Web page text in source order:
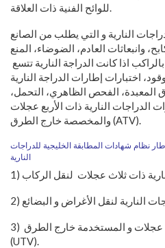
للوائح الفنية ذات العلاقة.
النارية و التي يطلب من الصانع
وانبعاثات العادم، الضوضاء، المنع
اذا كانت الدراجة النارية تتسع
اختبارات إطارات الدراجة النارية
الفحص الظاهري، التحمل،
الدراجات النارية ذات الأربع عجلات
(ATV).
‬النارية
1) ذات ثلاث عجلات
2)
3) عجلات و المستخدمة خارج الطرق
(UTV).